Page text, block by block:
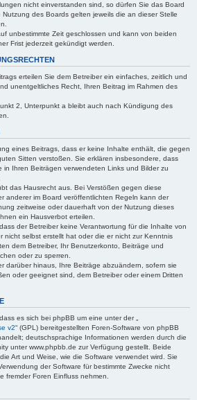
nicht einverstanden sind, so dürfen Sie das Board
des Boards gelten jeweils die an dieser Stelle
unbestimmte Zeit geschlossen und kann von beiden
Frist jederzeit gekündigt werden.
erteilen Sie dem Betreiber ein einfaches, zeitlich und
unentgeltliches Recht, Ihren Beitrag im Rahmen des
2, Unterpunkt a bleibt auch nach Kündigung des
eines Beitrags, dass er keine Inhalte enthält, die gegen
Sitten verstoßen. Sie erklären insbesondere, dass
in Ihren Beiträgen verwendeten Links und Bilder zu
das Hausrecht aus. Bei Verstößen gegen diese
anderer im Board veröffentlichten Regeln kann der
zeitweise oder dauerhaft von der Nutzung dieses
ein Hausverbot erteilen.
der Betreiber keine Verantwortung für die Inhalte von
nicht selbst erstellt hat oder die er nicht zur Kenntnis
dem Betreiber, Ihr Benutzerkonto, Beiträge und
oder zu sperren.
darüber hinaus, Ihre Beiträge abzuändern, sofern sie
oder geeignet sind, dem Betreiber oder einem Dritten
es sich bei phpBB um eine unter der „
v2“ (GPL) bereitgestellten Foren-Software von phpBB
deutschsprachige Informationen werden durch die
unter www.phpbb.de zur Verfügung gestellt. Beide
Art und Weise, wie die Software verwendet wird. Sie
der Software für bestimmte Zwecke nicht
fremder Foren Einfluss nehmen.